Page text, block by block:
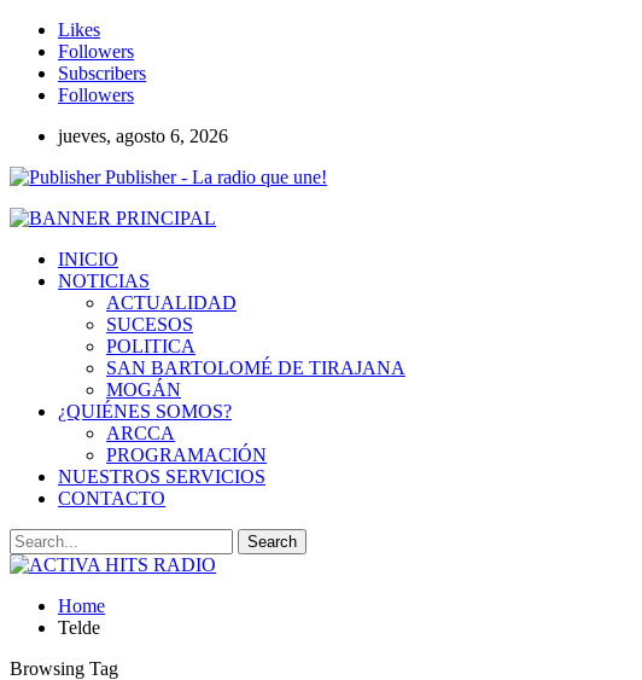
Likes
Followers
Subscribers
Followers
jueves, agosto 6, 2026
Publisher - La radio que une!
INICIO
NOTICIAS
ACTUALIDAD
SUCESOS
POLITICA
SAN BARTOLOMÉ DE TIRAJANA
MOGÁN
¿QUIÉNES SOMOS?
ARCCA
PROGRAMACIÓN
NUESTROS SERVICIOS
CONTACTO
Home
Telde
Browsing Tag